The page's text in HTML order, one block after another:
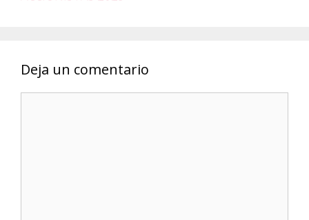
Deja un comentario